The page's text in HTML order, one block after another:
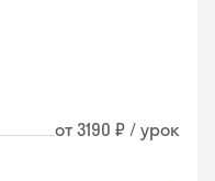
от 3190 ₽ / урок